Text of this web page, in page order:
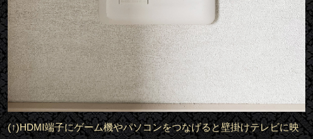
(↑)HDMI端子にゲーム機やパソコンをつなげると壁掛けテレビに映